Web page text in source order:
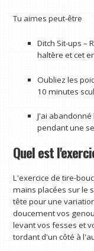
Tu aimes peut-être
Ditch Sit-ups –
haltère et cet
Oubliez les
10 minutes
J'ai
pendant une
Quel est
L'exercice de tire-
mains placées sur le
tête pour une
doucement vos
levant vos fesses et
tordant d'un côté à